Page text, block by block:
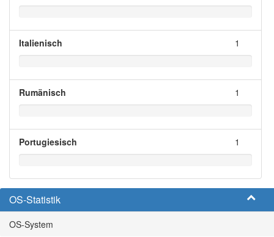
Italienisch 1
Rumänisch 1
Portugiesisch 1
OS-Statistik
OS-System